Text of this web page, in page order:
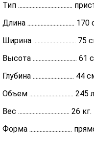
Тип .....................................
Длина ................................ 170
Ширина ............................. 75
Высота .............................. 61
Глубина ............................ 44
Объем ..............................
Вес ................................... 26 кг.
Форма .............................